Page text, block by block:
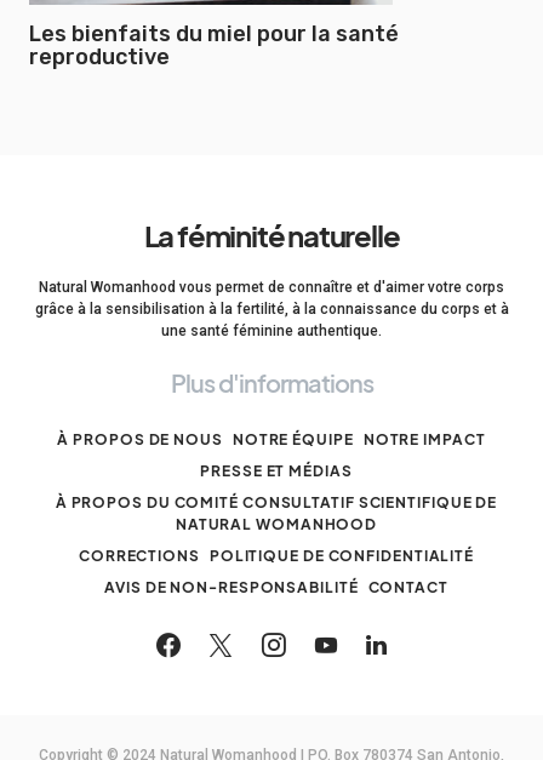
Les bienfaits du miel pour la santé
reproductive
La féminité naturelle
Natural Womanhood vous permet de connaître et d'aimer votre corps
grâce à la sensibilisation à la fertilité, à la connaissance du corps et à
une santé féminine authentique.
Plus d'informations
À PROPOS DE NOUS NOTRE ÉQUIPE NOTRE IMPACT
PRESSE ET MÉDIAS
À PROPOS DU COMITÉ CONSULTATIF SCIENTIFIQUE DE
NATURAL WOMANHOOD
CORRECTIONS POLITIQUE DE CONFIDENTIALITÉ
AVIS DE NON-RESPONSABILITÉ CONTACT
Copyright © 2024 Natural Womanhood | PO. Box 780374 San Antonio,